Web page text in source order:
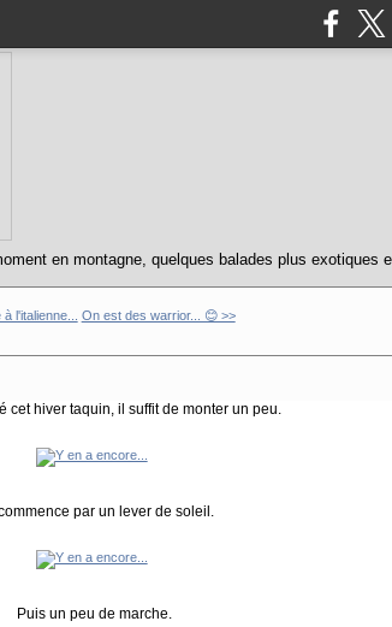
en montagne, quelques balades plus
l'italienne... On est des warrior... 😊 >>
cet hiver taquin, il suffit de monter un peu.
par un lever de soleil.
Puis un peu de marche.